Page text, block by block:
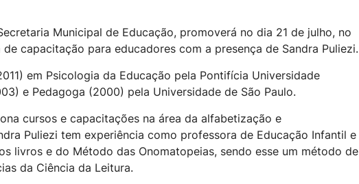
Municipal de Educação, promoverá no dia 21 de julho, no
capacitação para educadores com a presença de Sandra Puliezi.
em Psicologia da Educação pela Pontifícia Universidade
e Pedagoga (2000) pela Universidade de São Paulo.
cursos e capacitações na área da alfabetização e
Puliezi tem experiência como professora de Educação Infantil e
livros e do Método das Onomatopeias, sendo esse um método de
da Ciência da Leitura.